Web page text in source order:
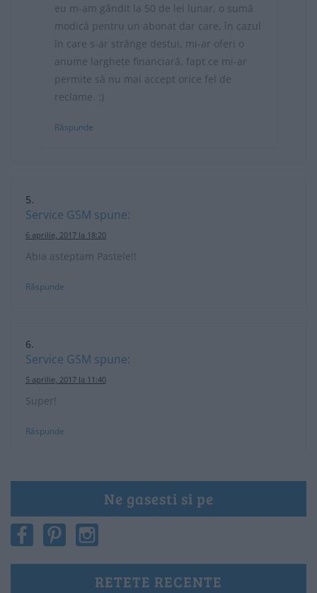
eu m-am gândit la 50 de lei lunar, o sumă
modică pentru un abonat dar care, în cazul
în care s-ar strânge destui, mi-ar oferi o
anume larghețe financiară, fapt ce mi-ar
permite să nu mai accept orice fel de
reclame. :)
Răspunde
Service GSM spune:
6 aprilie, 2017 la 18:20
Abia asteptam Pastele!!
Răspunde
Service GSM spune:
5 aprilie, 2017 la 11:40
Super!
Răspunde
Ne gasesti si pe
RETETE RECENTE